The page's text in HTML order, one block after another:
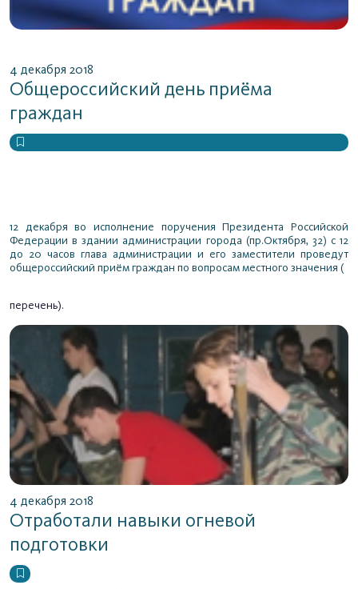
4 декабря 2018
Общероссийский день приёма
граждан
12 декабря во исполнение поручения Президента Российской
Федерации в здании администрации города (пр.Октября, 32) с 12
до 20 часов глава администрации и его заместители проведут
общероссийский приём граждан по вопросам местного значения (
перечень).
4 декабря 2018
Отработали навыки огневой
подготовки